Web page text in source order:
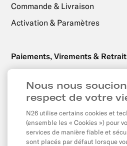
Commande & Livraison
Activation & Paramètres
Paiements, Virements &
Retraits
Virements
Prélèvements Automatiques &
Paiements par carte & En ligne
Solde & Plafonds
Nous nous
respect de votre
N26 utilise certains cookies et
(ensemble les « Cookies ») pour
services de manière fiable et
sont placés par défaut lorsque